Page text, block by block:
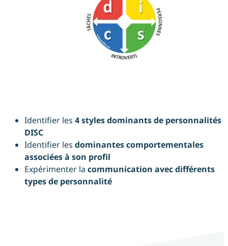
Identifier les 4 styles dominants de personnalités
DISC
Identifier les dominantes comportementales
associées à son profil
Expérimenter la communication avec différents
types de personnalité